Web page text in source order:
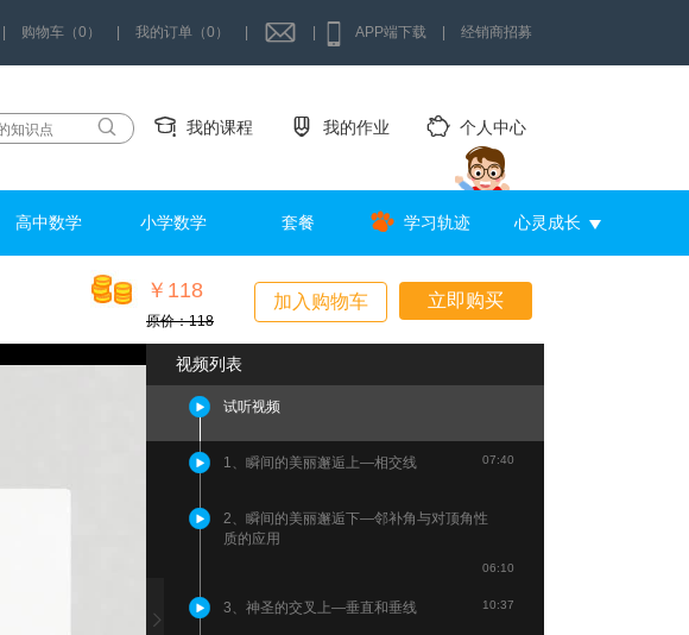
购物车（0） 我的订单（0） APP端下载 经销商招募
我的课程 我的作业 个人中心
高中数学 小学数学 套餐 学习轨迹 心灵成长
立即购买
加入购物车
￥118
原价：118
视频列表
试听视频
1、瞬间的美丽邂逅上—相交线 07:40
2、瞬间的美丽邂逅下—邻补角与对顶角性
质的应用
06:10
3、神圣的交叉上—垂直和垂线 10:37